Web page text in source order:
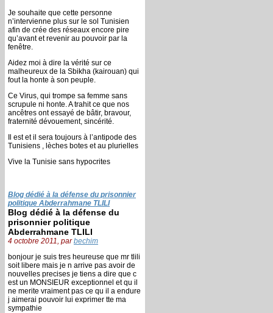
Je souhaite que cette personne
n’intervienne plus sur le sol Tunisien
afin de crée des réseaux encore pire
qu’avant et revenir au pouvoir par la
fenêtre.
Aidez moi à dire la vérité sur ce
malheureux de la Sbikha (kairouan) qui
fout la honte à son peuple.
Ce Virus, qui trompe sa femme sans
scrupule ni honte. A trahit ce que nos
ancêtres ont essayé de bâtir, bravour,
fraternité dévouement, sincérité.
Il est et il sera toujours à l’antipode des
Tunisiens , lèches botes et au plurielles
Vive la Tunisie sans hypocrites
Blog dédié à la défense du prisonnier
politique Abderrahmane TLILI
Blog dédié à la défense du
prisonnier politique
Abderrahmane TLILI
4 octobre 2011, parbechim
bonjour je suis tres heureuse que mr tlili
soit libere mais je n arrive pas avoir de
nouvelles precises je tiens a dire que c
est un MONSIEUR exceptionnel et qu il
ne merite vraiment pas ce qu il a endure
j aimerai pouvoir lui exprimer tte ma
sympathie